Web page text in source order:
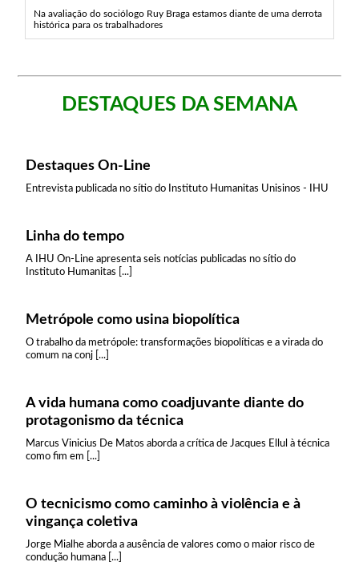
Na avaliação do sociólogo Ruy Braga estamos diante de uma derrota
histórica para os trabalhadores
DESTAQUES DA SEMANA
Destaques On-Line
Entrevista publicada no sítio do Instituto Humanitas Unisinos - IHU
Linha do tempo
A IHU On-Line apresenta seis notícias publicadas no sítio do
Instituto Humanitas [...]
Metrópole como usina biopolítica
O trabalho da metrópole: transformações biopolíticas e a virada do
comum na conj [...]
A vida humana como coadjuvante diante do
protagonismo da técnica
Marcus Vinicius De Matos aborda a crítica de Jacques Ellul à técnica
como fim em [...]
O tecnicismo como caminho à violência e à
vingança coletiva
Jorge Mialhe aborda a ausência de valores como o maior risco de
condução humana [...]